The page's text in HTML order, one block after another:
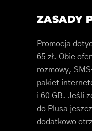
ZASADY
Promocja
65 zł. Obie
rozmowy,
pakiet
i 60 GB. Jeśli
do Plusa
dodatkowo